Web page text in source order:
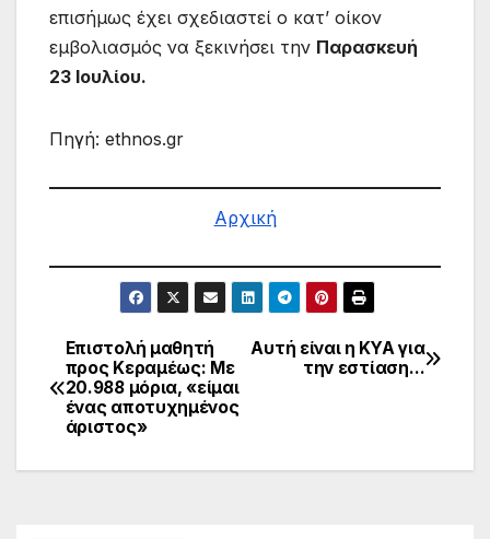
επισήμως έχει σχεδιαστεί ο κατ’ οίκον
εμβολιασμός να ξεκινήσει την Παρασκευή
23 Ιουλίου.
Πηγή: ethnos.gr
Αρχική
Πλοήγηση
άρθρων
Αυτή είναι η ΚΥΑ για
την εστίαση…
Επιστολή μαθητή
προς Κεραμέως: Με
20.988 μόρια, «είμαι
ένας αποτυχημένος
άριστος»